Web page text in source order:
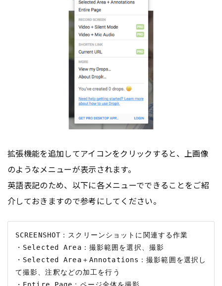
拡張機能を追加してアイコンをクリックすると、上画像
のようなメニューが表示されます。
英語表記のため、以下に各メニューでできることをご紹
介しておきますので参考にしてください。
SCREENSHOT：スクリーンショットに関連する作業
・Selected Area：撮影範囲を選択、撮影
・Selected Area＋Annotations：撮影範囲を選択し
て撮影、注釈などの加工を行う
・Entire Page：ページ全体を撮影